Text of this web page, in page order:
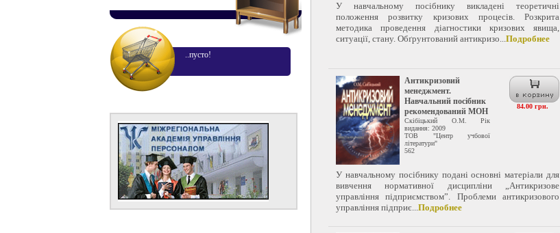
..пусто!
У навчальному посібнику викладені теоретичні
положення розвитку кризових процесів. Розкрита
методика проведення діагностики кризових явища,
ситуації, стану. Обґрунтований антикризо...Подробнее
Антикризовий
менеджмент.
Навчальний посібник
рекомендований МОН
Скібіцький О.М. Рік
видання: 2009
ТОВ "Центр учбової
літератури"
562
84.00 грн.
У навчальному посібнику подані основні матеріали для
вивчення нормативної дисципліни „Антикризове
управління підприємством”. Проблеми антикризового
управління підприє...Подробнее